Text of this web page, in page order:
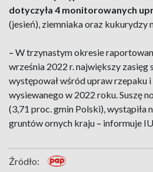
dotyczyła 4 monitorowanych
(jesień), ziemniaka oraz kukurydzy
– W trzynastym okresie
września 2022 r. największy zasięg
występował wśród upraw rzepaku
wysiewanego w 2022 roku. Suszę
(3,71 proc. gmin Polski), wystąpiła
gruntów ornych kraju – informuje
Źródło: